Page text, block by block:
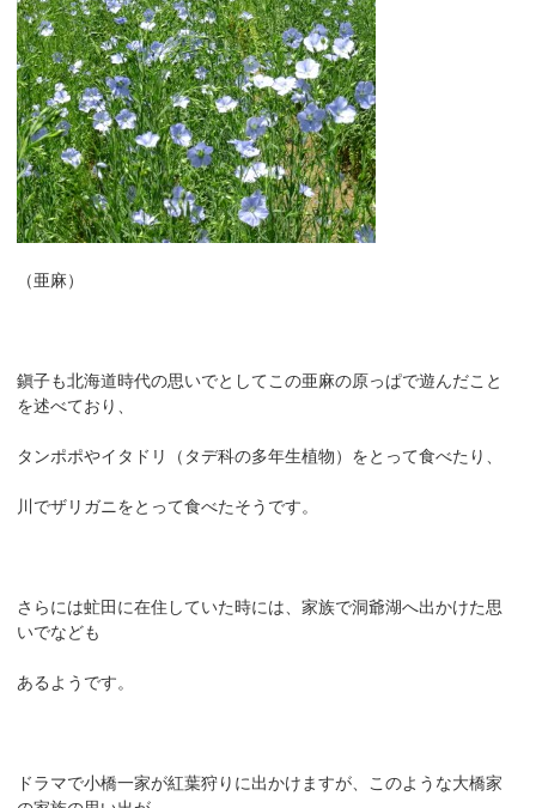
（亜麻）
鎭子も北海道時代の思いでとしてこの亜麻の原っぱで遊んだこと
を述べており、
タンポポやイタドリ（タデ科の多年生植物）をとって食べたり、
川でザリガニをとって食べたそうです。
さらには虻田に在住していた時には、家族で洞爺湖へ出かけた思
いでなども
あるようです。
ドラマで小橋一家が紅葉狩りに出かけますが、このような大橋家